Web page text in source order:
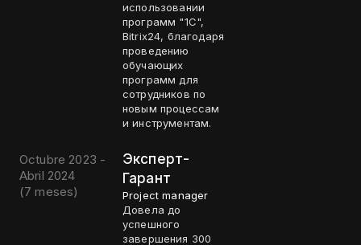
использовании
программ "1С",
Bitrix24, благодаря
проведению
обучающих
программ для
сотрудников по
новым процессам
и инструментам.
Octubre 2023 -
Abril 2024
(7 meses)
Эксперт-
Гарант
Project manager
Довела до
успешного
завершения 300